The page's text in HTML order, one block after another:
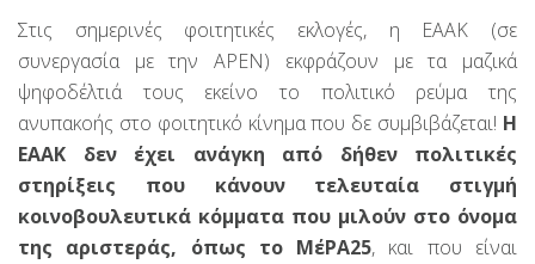
Στις σημερινές φοιτητικές εκλογές, η ΕΑΑΚ (σε
συνεργασία με την ΑΡΕΝ) εκφράζουν με τα μαζικά
ψηφοδέλτιά τους εκείνο το πολιτικό ρεύμα της
ανυπακοής στο φοιτητικό κίνημα που δε συμβιβάζεται! Η
ΕΑΑΚ δεν έχει ανάγκη από δήθεν πολιτικές
στηρίξεις που κάνουν τελευταία στιγμή
κοινοβουλευτικά κόμματα που μιλούν στο όνομα
της αριστεράς, όπως το ΜέΡΑ25, και που είναι